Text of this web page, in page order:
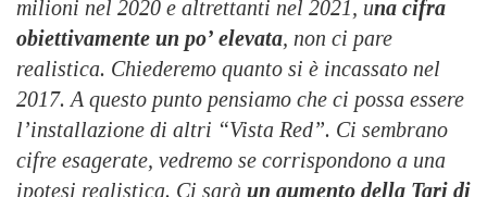
milioni nel 2020 e altrettanti nel 2021, una cifra
obiettivamente un po’ elevata, non ci pare
realistica. Chiederemo quanto si è incassato nel
2017. A questo punto pensiamo che ci possa essere
l’installazione di altri “Vista Red”. Ci sembrano
cifre esagerate, vedremo se corrispondono a una
ipotesi realistica. Ci sarà un aumento della Tari di